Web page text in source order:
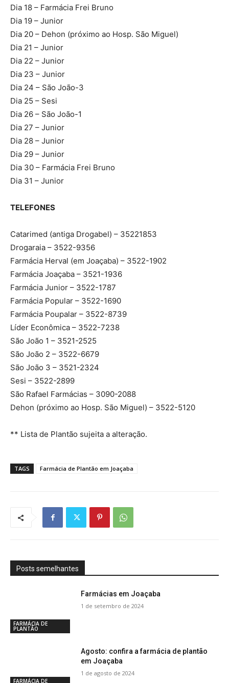
Dia 18 – Farmácia Frei Bruno
Dia 19 – Junior
Dia 20 – Dehon (próximo ao Hosp. São Miguel)
Dia 21 – Junior
Dia 22 – Junior
Dia 23 – Junior
Dia 24 – São João-3
Dia 25 – Sesi
Dia 26 – São João-1
Dia 27 – Junior
Dia 28 – Junior
Dia 29 – Junior
Dia 30 – Farmácia Frei Bruno
Dia 31 – Junior
TELEFONES
Catarimed (antiga Drogabel) – 35221853
Drogaraia – 3522-9356
Farmácia Herval (em Joaçaba) – 3522-1902
Farmácia Joaçaba – 3521-1936
Farmácia Junior – 3522-1787
Farmácia Popular – 3522-1690
Farmácia Poupalar – 3522-8739
Líder Econômica – 3522-7238
São João 1 – 3521-2525
São João 2 – 3522-6679
São João 3 – 3521-2324
Sesi – 3522-2899
São Rafael Farmácias – 3090-2088
Dehon (próximo ao Hosp. São Miguel) – 3522-5120
** Lista de Plantão sujeita a alteração.
TAGS Farmácia de Plantão em Joaçaba
Posts semelhantes
FARMÁCIA DE
PLANTÃO
Farmácias em Joaçaba
1 de setembro de 2024
FARMÁCIA DE
Agosto: confira a farmácia de plantão
em Joaçaba
1 de agosto de 2024